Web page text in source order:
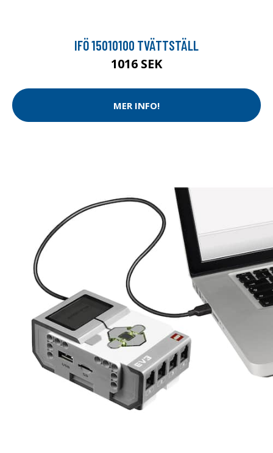
IFÖ 15010100 TVÄTTSTÄLL
1016 SEK
MER INFO!